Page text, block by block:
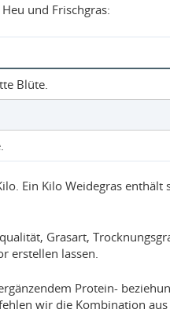
und Frischgras:
Blüte.
Ein Kilo Weidegras
Grasart,
erstellen lassen.
Protein-
wir die Kombination aus